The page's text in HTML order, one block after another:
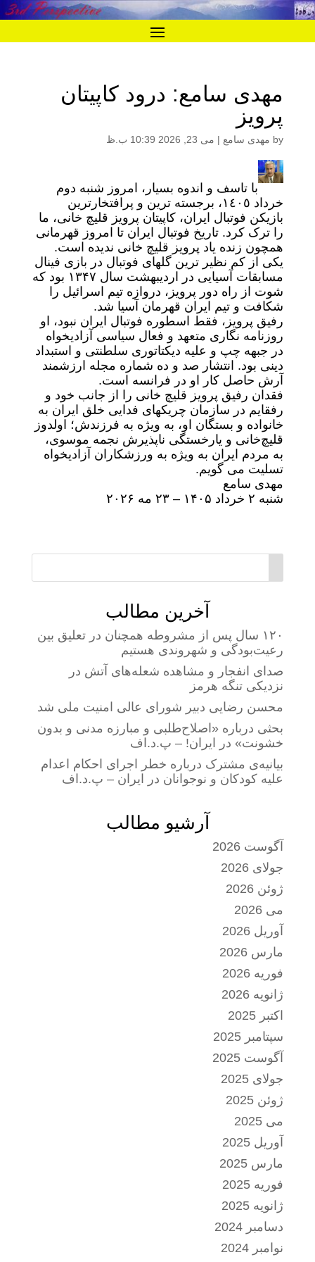
مهدی سامع: درود کاپیتان
پرویز
by مهدی سامع | می 23, 2026 10:39 ب.ظ
با تاسف و اندوه بسیار، امروز شنبه دوم
خرداد ١٤٠٥، برجسته ترین و پرافتخارترین
بازیکن فوتبال ایران، کاپیتان پرویز قلیچ خانی، ما
را ترک کرد. تاریخ فوتبال ایران تا امروز قهرمانی
همچون زنده یاد پرویز قلیچ خانی ندیده است.
یکی از کم نظیر ترین گلهای فوتبال در بازی فینال
مسابقات آسیایی در اردیبهشت سال ۱۳۴۷ بود که
شوت از راه دور پرویز، دروازه تیم اسرائیل را
شکافت و تیم ایران قهرمان آسیا شد.
رفیق پرویز، فقط اسطوره فوتبال ایران نبود، او
روزنامه نگاری متعهد و فعال سیاسی آزادیخواه
در جبهه چپ و علیه دیکتاتوری سلطنتی و استبداد
دینی بود. انتشار صد و ده شماره مجله ارزشمند
آرش حاصل کار او در فرانسه است.
فقدان رفیق پرویز قلیچ خانی را از جانب خود و
رفقایم در سازمان چریکهای فدایی خلق ایران به
خانواده و بستگان او، به ویژه به فرزندش؛ اولدوز
قلیچ‌خانی و یارخستگی ناپذیرش نجمه موسوی،
به مردم ایران به ویژه به ورزشکاران آزادیخواه
تسلیت می گویم.
مهدی سامع
شنبه ۲ خرداد ۱۴۰۵ – ۲۳ مه ۲۰۲۶
آخرین مطالب
۱۲۰ سال پس از مشروطه همچنان در تعلیق بین
رعیت‌بودگی و شهروندی هستیم
صدای انفجار و مشاهده شعله‌های آتش در
نزدیکی تنگه هرمز
محسن رضایی دبیر شورای عالی امنیت ملی شد
بحثی درباره «اصلاح‌طلبی و مبارزه مدنی و بدون
خشونت» در ایران! – پ.د.اف
بیانیه‌ی مشترک درباره خطر اجرای احکام اعدام
علیه کودکان و نوجوانان در ایران – پ.د.اف
آرشیو مطالب
آگوست 2026
جولای 2026
ژوئن 2026
می 2026
آوریل 2026
مارس 2026
فوریه 2026
ژانویه 2026
اکتبر 2025
سپتامبر 2025
آگوست 2025
جولای 2025
ژوئن 2025
می 2025
آوریل 2025
مارس 2025
فوریه 2025
ژانویه 2025
دسامبر 2024
نوامبر 2024